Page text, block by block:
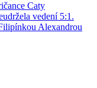
Caty
vedení 5:1.
Alexandrou